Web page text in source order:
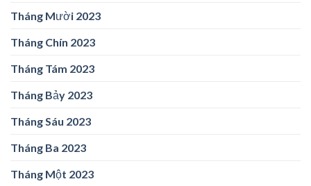
Tháng Mười 2023
Tháng Chín 2023
Tháng Tám 2023
Tháng Bảy 2023
Tháng Sáu 2023
Tháng Ba 2023
Tháng Một 2023